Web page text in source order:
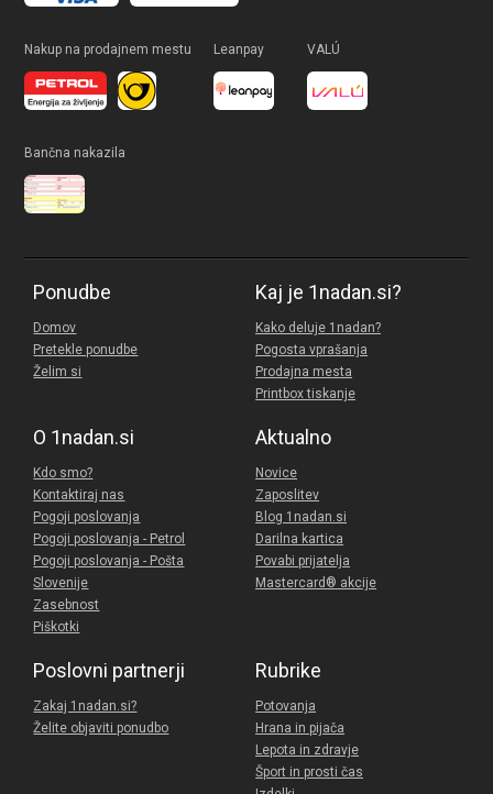
Nakup na prodajnem mestu Leanpay VALÚ
Bančna nakazila
Ponudbe
Domov
Pretekle ponudbe
Želim si
Kaj je 1nadan.si?
Kako deluje 1nadan?
Pogosta vprašanja
Prodajna mesta
Printbox tiskanje
O 1nadan.si
Kdo smo?
Kontaktiraj nas
Pogoji poslovanja
Pogoji poslovanja - Petrol
Pogoji poslovanja - Pošta
Slovenije
Zasebnost
Piškotki
Aktualno
Novice
Zaposlitev
Blog 1nadan.si
Darilna kartica
Povabi prijatelja
Mastercard® akcije
Poslovni partnerji
Zakaj 1nadan.si?
Želite objaviti ponudbo
Rubrike
Potovanja
Hrana in pijača
Lepota in zdravje
Šport in prosti čas